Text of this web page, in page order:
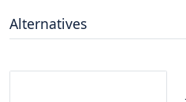
Alternatives